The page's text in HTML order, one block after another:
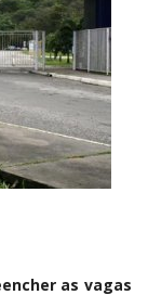
as vagas